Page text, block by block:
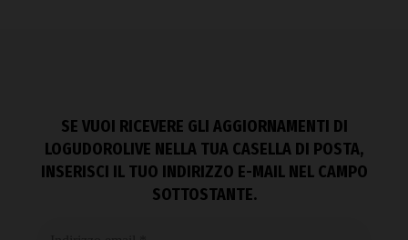
SE VUOI RICEVERE GLI AGGIORNAMENTI DI
LOGUDOROLIVE NELLA TUA CASELLA DI POSTA,
INSERISCI IL TUO INDIRIZZO E-MAIL NEL CAMPO
SOTTOSTANTE.